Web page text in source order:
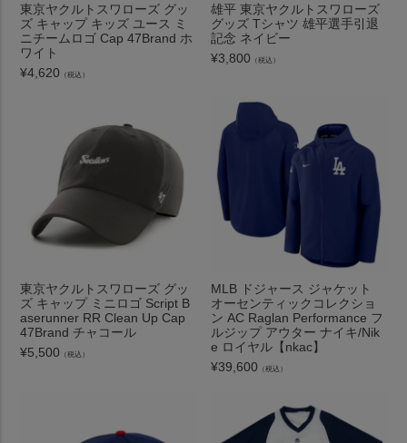
東京ヤクルトスワローズ グッ
ズ キャップ キッズ ユース ミ
ニチームロゴ Cap 47Brand ホ
ワイト
¥4,620 （税込）
雄平 東京ヤクルトスワローズ
グッズ Tシャツ 雄平選手引退
記念 ネイビー
¥3,800 （税込）
東京ヤクルトスワローズ グッ
ズ キャップ ミニロゴ Script B
aserunner RR Clean Up Cap
47Brand チャコール
¥5,500 （税込）
MLB ドジャース ジャケット
オーセンティックコレクショ
ン AC Raglan Performance フ
ルジップ アウター ナイキ/Nik
e ロイヤル【nkac】
¥39,600 （税込）